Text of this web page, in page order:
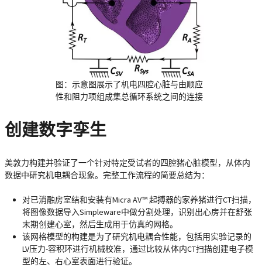
图：示意图展示了机电四腔心脏与由顺应
性和阻力项组成集总循环系统之间的连接
创建数字孪生
美敦力构建并验证了一个针对特定受试者的四腔猪心脏模型，从体内
数据中研究机电耦合现象。完整工作流程的简要总结为：
对已消融房室结和安装有Micra AV™ 起搏器的家养猪进行CT扫描，
将图像数据导入Simpleware中做分割处理，识别出心房并在舒张
末期创建心室，然后生成用于仿真的网格。
该网格模型的构建是为了研究机电耦合性能，包括用实验记录的
LV压力-容积环进行机械校准，通过比较从体内CT扫描创建电子模
型的左、右心室表面进行验证。